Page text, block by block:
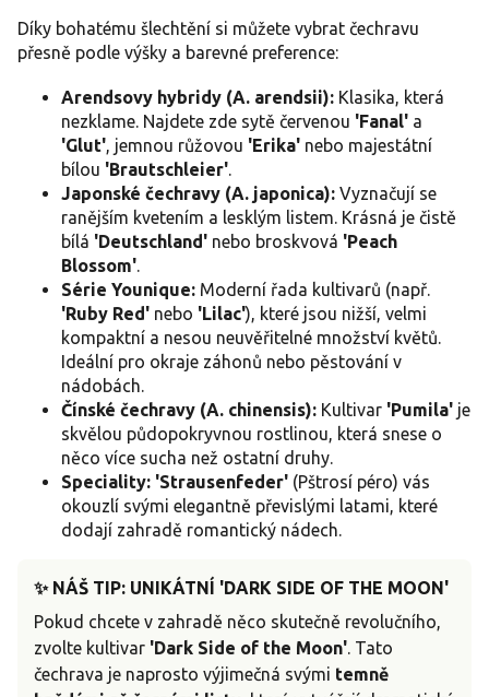
p
i
u
Díky bohatému šlechtění si můžete vybrat čechravu
přesně podle výšky a barevné preference:
Arendsovy hybridy (A. arendsii): Klasika, která
nezklame. Najdete zde sytě červenou 'Fanal' a
'Glut', jemnou růžovou 'Erika' nebo majestátní
bílou 'Brautschleier'.
Japonské čechravy (A. japonica): Vyznačují se
ranějším kvetením a lesklým listem. Krásná je čistě
bílá 'Deutschland' nebo broskvová 'Peach
Blossom'.
Série Younique: Moderní řada kultivarů (např.
'Ruby Red' nebo 'Lilac'), které jsou nižší, velmi
kompaktní a nesou neuvěřitelné množství květů.
Ideální pro okraje záhonů nebo pěstování v
nádobách.
Čínské čechravy (A. chinensis): Kultivar 'Pumila' je
skvělou půdopokryvnou rostlinou, která snese o
něco více sucha než ostatní druhy.
Speciality: 'Strausenfeder' (Pštrosí péro) vás
okouzlí svými elegantně převislými latami, které
dodají zahradě romantický nádech.
✨ NÁŠ TIP: UNIKÁTNÍ 'DARK SIDE OF THE MOON'
Pokud chcete v zahradě něco skutečně revolučního,
zvolte kultivar 'Dark Side of the Moon'. Tato
čechrava je naprosto výjimečná svými temně